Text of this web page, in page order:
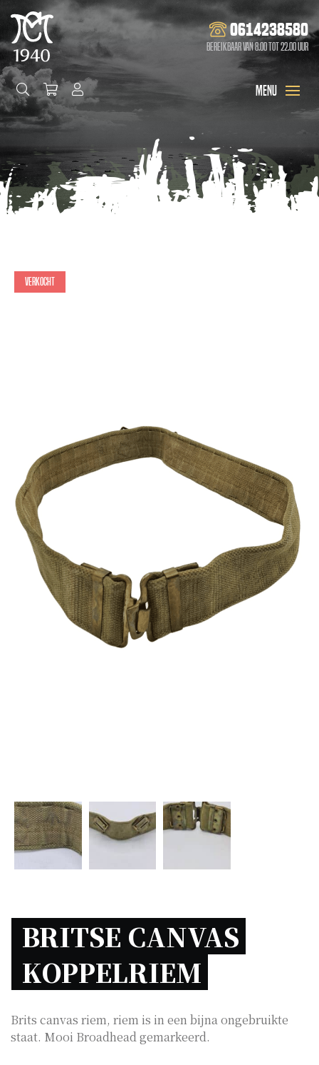
0614238580
Bereikbaar van 8.00 tot 22.00 uur
Verkocht
BRITSE CANVAS
KOPPELRIEM
Brits canvas riem, riem is in een bijna ongebruikte
staat. Mooi Broadhead gemarkeerd.